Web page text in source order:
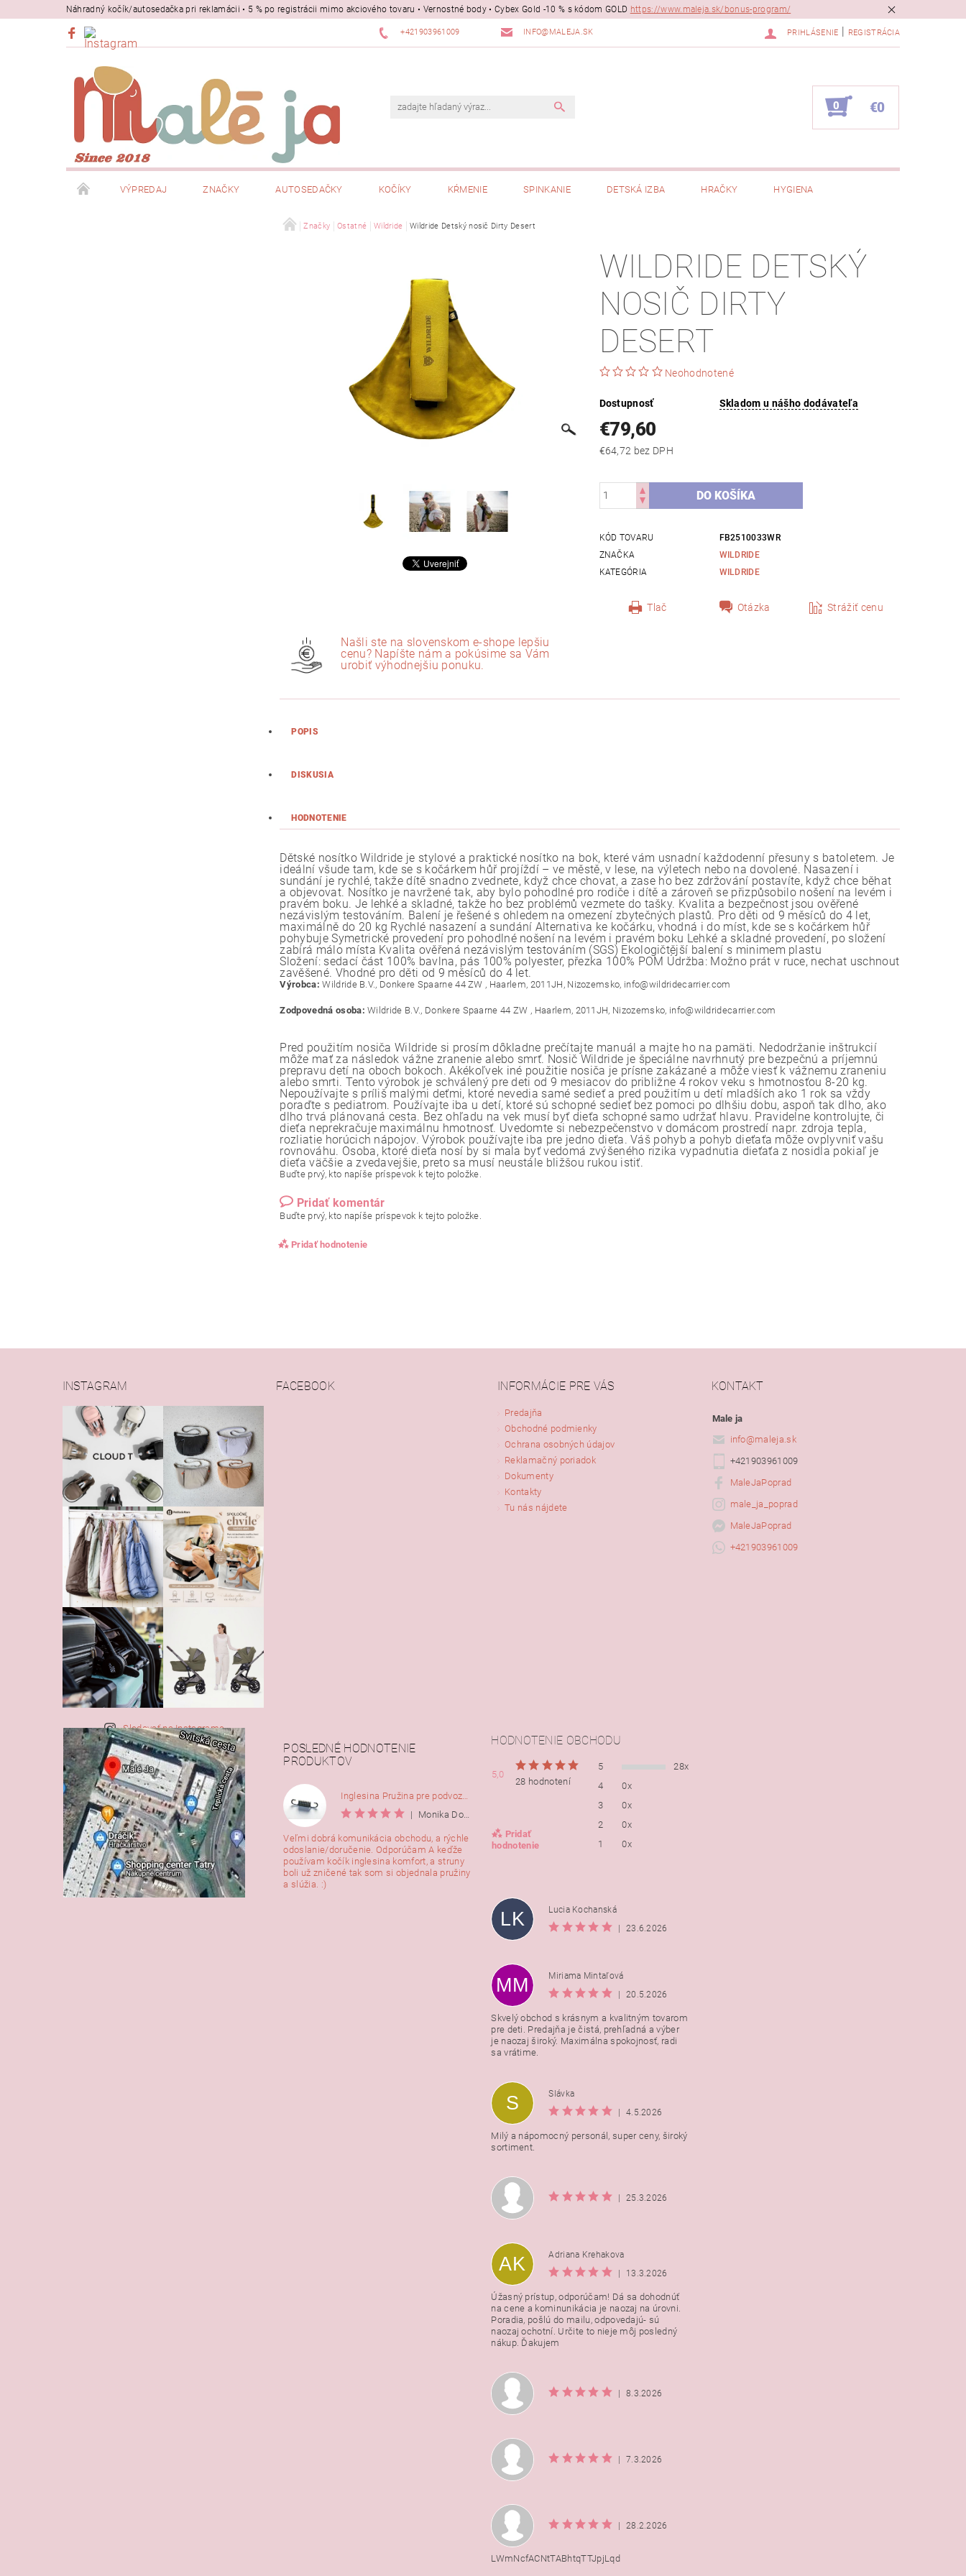
Náhradný kočík/autosedačka pri reklamácii • 5 % po registrácii mimo akciového tovaru • Vernostné body • Cybex Gold -10 % s kódom GOLD https://www.maleja.sk/bonus-program/
+421903961009 INFO@MALEJA.SK PRIHLÁSENIE REGISTRÁCIA
0 €0
VÝPREDAJ ZNAČKY AUTOSEDAČKY KOČÍKY KŔMENIE SPINKANIE DETSKÁ IZBA HRAČKY HYGIENA
Značky Ostatné Wildride Wildride Detský nosič Dirty Desert
WILDRIDE DETSKÝ
NOSIČ DIRTY
DESERT
Neohodnotené
Dostupnosť Skladom u nášho dodávateľa
€79,60
€64,72 bez DPH
KÓD TOVARU
FB2510033WR
ZNAČKA
WILDRIDE
KATEGÓRIA
WILDRIDE
Tlač Otázka Strážiť cenu
Našli ste na slovenskom e-shope lepšiu
cenu? Napíšte nám a pokúsime sa Vám
urobiť výhodnejšiu ponuku.
POPIS
DISKUSIA
HODNOTENIE
Dětské nosítko Wildride je stylové a praktické nosítko na bok, které vám usnadní každodenní přesuny s batoletem. Je
ideální všude tam, kde se s kočárkem hůř projíždí – ve městě, v lese, na výletech nebo na dovolené. Nasazení i
sundání je rychlé, takže dítě snadno zvednete, když chce chovat, a zase ho bez zdržování postavíte, když chce běhat
a objevovat. Nosítko je navržené tak, aby bylo pohodlné pro rodiče i dítě a zároveň se přizpůsobilo nošení na levém i
pravém boku. Je lehké a skladné, takže ho bez problémů vezmete do tašky. Kvalita a bezpečnost jsou ověřené
nezávislým testováním. Balení je řešené s ohledem na omezení zbytečných plastů. Pro děti od 9 měsíců do 4 let,
maximálně do 20 kg Rychlé nasazení a sundání Alternativa ke kočárku, vhodná i do míst, kde se s kočárkem hůř
pohybuje Symetrické provedení pro pohodlné nošení na levém i pravém boku Lehké a skladné provedení, po složení
zabírá málo místa Kvalita ověřená nezávislým testováním (SGS) Ekologičtější balení s minimem plastu
Složení: sedací část 100% bavlna, pás 100% polyester, přezka 100% POM Údržba: Možno prát v ruce, nechat uschnout
zavěšené. Vhodné pro děti od 9 měsíců do 4 let.
Výrobca: Wildride B.V., Donkere Spaarne 44 ZW , Haarlem, 2011JH, Nizozemsko, info@wildridecarrier.com
Zodpovedná osoba: Wildride B.V., Donkere Spaarne 44 ZW , Haarlem, 2011JH, Nizozemsko, info@wildridecarrier.com
Pred použitím nosiča Wildride si prosím dôkladne prečítajte manuál a majte ho na pamäti. Nedodržanie inštrukcií
môže mať za následok vážne zranenie alebo smrť. Nosič Wildride je špeciálne navrhnutý pre bezpečnú a príjemnú
prepravu detí na oboch bokoch. Akékoľvek iné použitie nosiča je prísne zakázané a môže viesť k vážnemu zraneniu
alebo smrti. Tento výrobok je schválený pre deti od 9 mesiacov do približne 4 rokov veku s hmotnosťou 8-20 kg.
Nepoužívajte s príliš malými deťmi, ktoré nevedia samé sedieť a pred použitím u detí mladších ako 1 rok sa vždy
poraďte s pediatrom. Používajte iba u detí, ktoré sú schopné sedieť bez pomoci po dlhšiu dobu, aspoň tak dlho, ako
dlho trvá plánovaná cesta. Bez ohľadu na vek musí byť dieťa schopné samo udržať hlavu. Pravidelne kontrolujte, či
dieťa neprekračuje maximálnu hmotnosť. Uvedomte si nebezpečenstvo v domácom prostredí napr. zdroja tepla,
rozliatie horúcich nápojov. Výrobok používajte iba pre jedno dieťa. Váš pohyb a pohyb dieťaťa môže ovplyvniť vašu
rovnováhu. Osoba, ktoré dieťa nosí by si mala byť vedomá zvýšeného rizika vypadnutia dieťaťa z nosidla pokiaľ je
dieťa väčšie a zvedavejšie, preto sa musí neustále bližšou rukou istiť.
Buďte prvý, kto napíše príspevok k tejto položke.
Pridať komentár
Buďte prvý, kto napíše príspevok k tejto položke.
Pridať hodnotenie
podmienkami ochrany osobných údajov
INSTAGRAM
Sledovať na Instagrame
FACEBOOK INFORMÁCIE PRE VÁS
Predajňa
Obchodné podmienky
Ochrana osobných údajov
Reklamačný poriadok
Dokumenty
Kontakty
Tu nás nájdete
KONTAKT
Male ja
info@maleja.sk
+421903961009
MaleJaPoprad
male_ja_poprad
MaleJaPoprad
+421903961009
POSLEDNÉ HODNOTENIE
PRODUKTOV
|
Monika Dorušáková
Veľmi dobrá komunikácia obchodu, a rýchle
odoslanie/doručenie. Odporúčam A keďže
používam kočík inglesina komfort, a struny
boli už zničené tak som si objednala pružiny
a slúžia. :)
HODNOTENIE OBCHODU
5,0
28 hodnotení
Pridať
hodnotenie
5
28x
4
0x
3
0x
2
0x
1
0x
Vložením hodnotenie súhlasíte s
podmienkami ochrany osobných
LK
Lucia Kochanská
23.6.2026
MM
Miriama Mintaľová
20.5.2026
Skvelý obchod s krásnym a kvalitným tovarom
pre deti. Predajňa je čistá, prehľadná a výber
je naozaj široký. Maximálna spokojnosť, radi
sa vrátime.
S
Slávka
4.5.2026
Milý a nápomocný personál, super ceny, široký
sortiment.
25.3.2026
AK
Adriana Krehakova
13.3.2026
Úžasný prístup, odporúčam! Dá sa dohodnúť
na cene a kominunikácia je naozaj na úrovni.
Poradia, pošlú do mailu, odpovedajú- sú
naozaj ochotní. Určite to nieje môj posledný
nákup. Ďakujem
8.3.2026
7.3.2026
28.2.2026
LWmNcfACNtTABhtqTTJpjLqd